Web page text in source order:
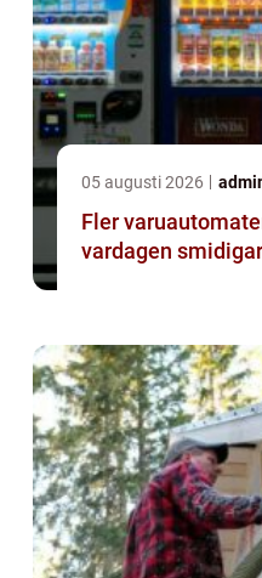
05 augusti 2026
Fler
vardagen